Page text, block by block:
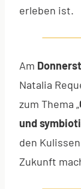
erleben ist.
Am
Natalia
zum Thema „
und
den
Zukunft